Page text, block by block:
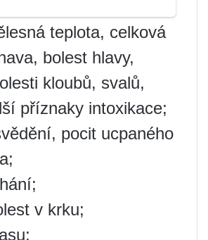
teplota, celková
bolest hlavy,
kloubů, svalů,
příznaky intoxikace;
pocit ucpaného
v krku;